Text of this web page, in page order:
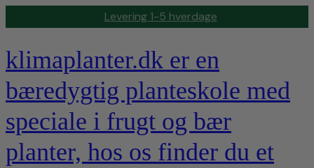
Levering 1-5 hverdage
klimaplanter.dk er en
bæredygtig planteskole med
speciale i frugt og bær
planter, hos os finder du et